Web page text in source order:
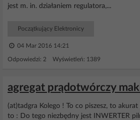
jest m. in. działaniem regulatora,...
Początkujący Elektronicy
04 Mar 2016 14:21
Odpowiedzi: 2 Wyświetleń: 1389
agregat prądotwórczy
(at)tadgra Kolego ! To co piszesz, to
to : Do tego niezbędny jest INWERTER